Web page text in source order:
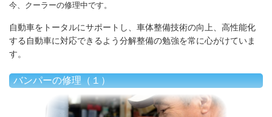
今、クーラーの修理中です。
自動車をトータルにサポートし、車体整備技術の向上、高性能化
する自動車に対応できるよう分解整備の勉強を常に心がけていま
す。
バンパーの修理（１）